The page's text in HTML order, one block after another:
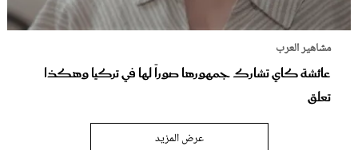
مشاهير العرب
عائشة كاي تشارك جمهورها صوراً لها في تركيا وهكذا
تعلق
عرض المزيد